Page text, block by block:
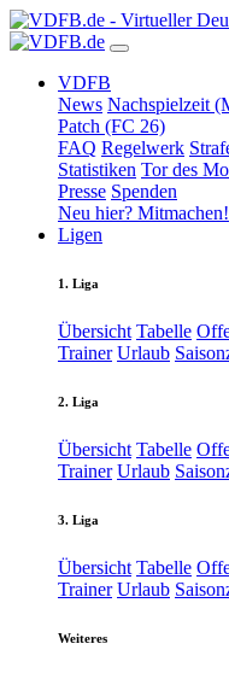
VDFB
News Nachspielzeit
Patch (FC 26)
FAQ Regelwerk
Statistiken Tor des
Presse Spenden
Neu hier? Mitmachen!
Ligen
1. Liga
Übersicht Tabelle
Trainer Urlaub
2. Liga
Übersicht Tabelle
Trainer Urlaub
3. Liga
Übersicht Tabelle
Trainer Urlaub
Weiteres